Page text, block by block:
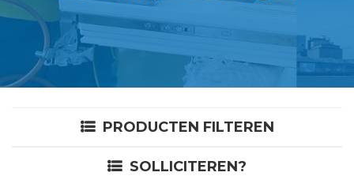
Merken
Producten
Offerte
PRODUCTEN FILTEREN
SOLLICITEREN?